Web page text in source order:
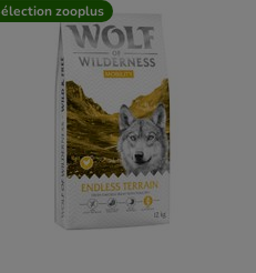
zooplus